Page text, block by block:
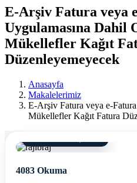
Zonguldak
Ereğli
Mali
Müşavir
Ferdi
Asım
Hellaç
E-Arşiv Fatura veya
Uygulamasına Dahil
Mükellefler Kağıt
Düzenleyemeyecek
Anasayfa
Makalelerimiz
E-Arşiv Fatura veya e-
Mükellefler Kağıt Fatura
4083 Okuma